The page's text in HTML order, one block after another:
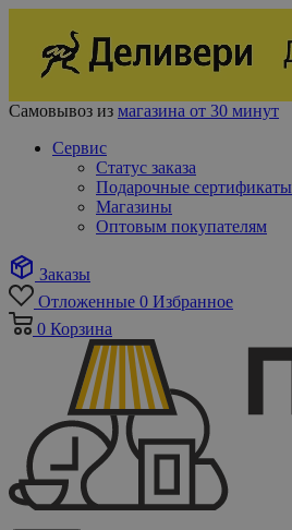
Самовывоз из магазина от 30 минут
Сервис
Статус заказа
Подарочные сертификаты
Магазины
Оптовым покупателям
Заказы
Отложенные 0 Избранное
0 Корзина